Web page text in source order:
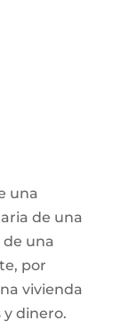
una
de una
de una
por
vivienda
y dinero.